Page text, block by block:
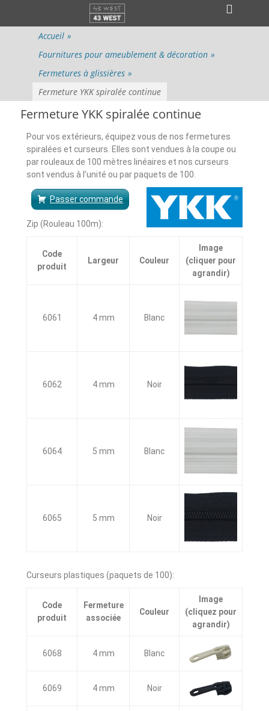
Menu principal
Accueil »
Fournitures pour ameublement & décoration »
Fermetures à glissières »
Fermeture YKK spiralée continue
Fermeture YKK spiralée continue
Pour vos extérieurs, équipez vous de nos fermetures
spiralées et curseurs. Elles sont vendues à la coupe ou
par rouleaux de 100 mètres linéaires et nos curseurs
sont vendus à l’unité ou par paquets de 100.
Passer commande
Zip (Rouleau 100m):
Code
produit
Largeur Couleur
Image
(cliquer pour
agrandir)
6061 4 mm Blanc
6062 4 mm Noir
6064 5 mm Blanc
6065 5 mm Noir
Curseurs plastiques (paquets de 100):
Code
produit
Fermeture
associée
Couleur
Image
(cliquez pour
agrandir)
6068 4 mm Blanc
6069 4 mm Noir